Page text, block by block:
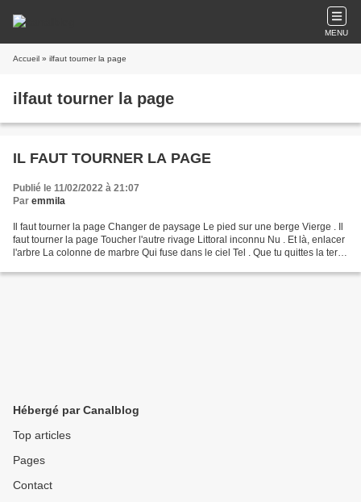
MENU
Accueil » ilfaut tourner la page
ilfaut tourner la page
IL FAUT TOURNER LA PAGE
Publié le 11/02/2022 à 21:07
Par emmila
Il faut tourner la page Changer de paysage Le pied sur une berge Vierge . Il
faut tourner la page Toucher l'autre rivage Littoral inconnu Nu . Et là, enlacer
l'arbre La colonne de marbre Qui fuse dans le ciel Tel . Que tu quittes la terre
Hébergé par Canalblog
Top articles
Pages
Contact